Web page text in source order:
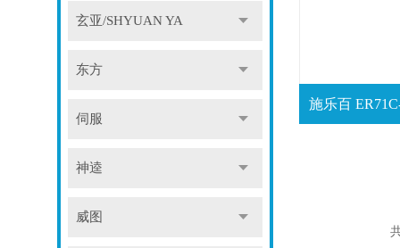
玄亚/SHYUAN YA
东方
伺服
神逵
威图